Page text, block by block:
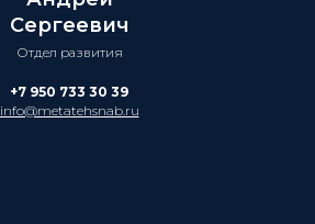
Сергеевич
Отдел развития
+7 950 733 30 39
info@metatehsnab.ru